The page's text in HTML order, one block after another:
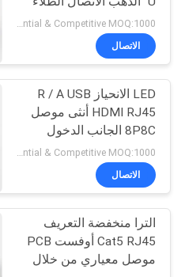
1000قاعدة T RJ45
12
المحطة
الاتصال
LED الانحياز R / A USB
HDMI RJ45 أنثى موصل
8P8C الجانب الدخول
الظهور - هول
الاتصال
الترا منخفضة التعريف
Cat5 RJ45 أوفست PCB
موصل معياري من خلال